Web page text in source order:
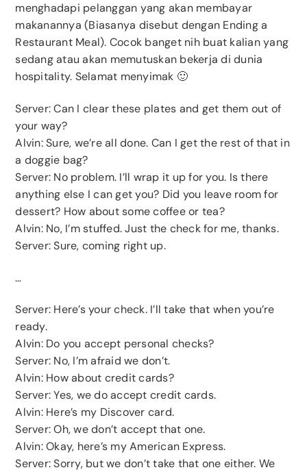
menghadapi pelanggan yang akan membayar
makanannya (Biasanya disebut dengan Ending a
Restaurant Meal). Cocok banget nih buat kalian yang
sedang atau akan memutuskan bekerja di dunia
hospitality. Selamat menyimak 🙂
Server: Can I clear these plates and get them out of
your way?
Alvin: Sure, we’re all done. Can I get the rest of that in
a doggie bag?
Server: No problem. I’ll wrap it up for you. Is there
anything else I can get you? Did you leave room for
dessert? How about some coffee or tea?
Alvin: No, I’m stuffed. Just the check for me, thanks.
Server: Sure, coming right up.
…
Server: Here’s your check. I’ll take that when you’re
ready.
Alvin: Do you accept personal checks?
Server: No, I’m afraid we don’t.
Alvin: How about credit cards?
Server: Yes, we do accept credit cards.
Alvin: Here’s my Discover card.
Server: Oh, we don’t accept that one.
Alvin: Okay, here’s my American Express.
Server: Sorry, but we don’t take that one either. We